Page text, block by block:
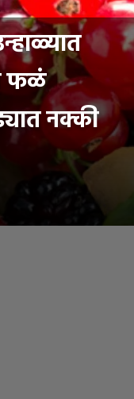
फळं
नक्की